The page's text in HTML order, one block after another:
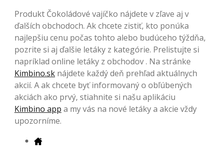
Produkt Čokoládové vajíčko nájdete v zľave aj v
ďalších obchodoch. Ak chcete zistiť, kto ponúka
najlepšiu cenu počas tohto alebo budúceho týždňa,
pozrite si aj ďalšie letáky z kategórie. Prelistujte si
napríklad online letáky z obchodov . Na stránke
Kimbino.sk nájdete každý deň prehľad aktuálnych
akcií. A ak chcete byť informovaný o obľúbených
akciách ako prvý, stiahnite si našu aplikáciu
Kimbino app a my vás na nové letáky a akcie vždy
upozorníme.